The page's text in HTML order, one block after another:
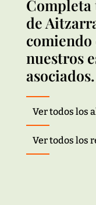
Completa
de
nuestros
asociados.
Ver todos los
Ver todos los